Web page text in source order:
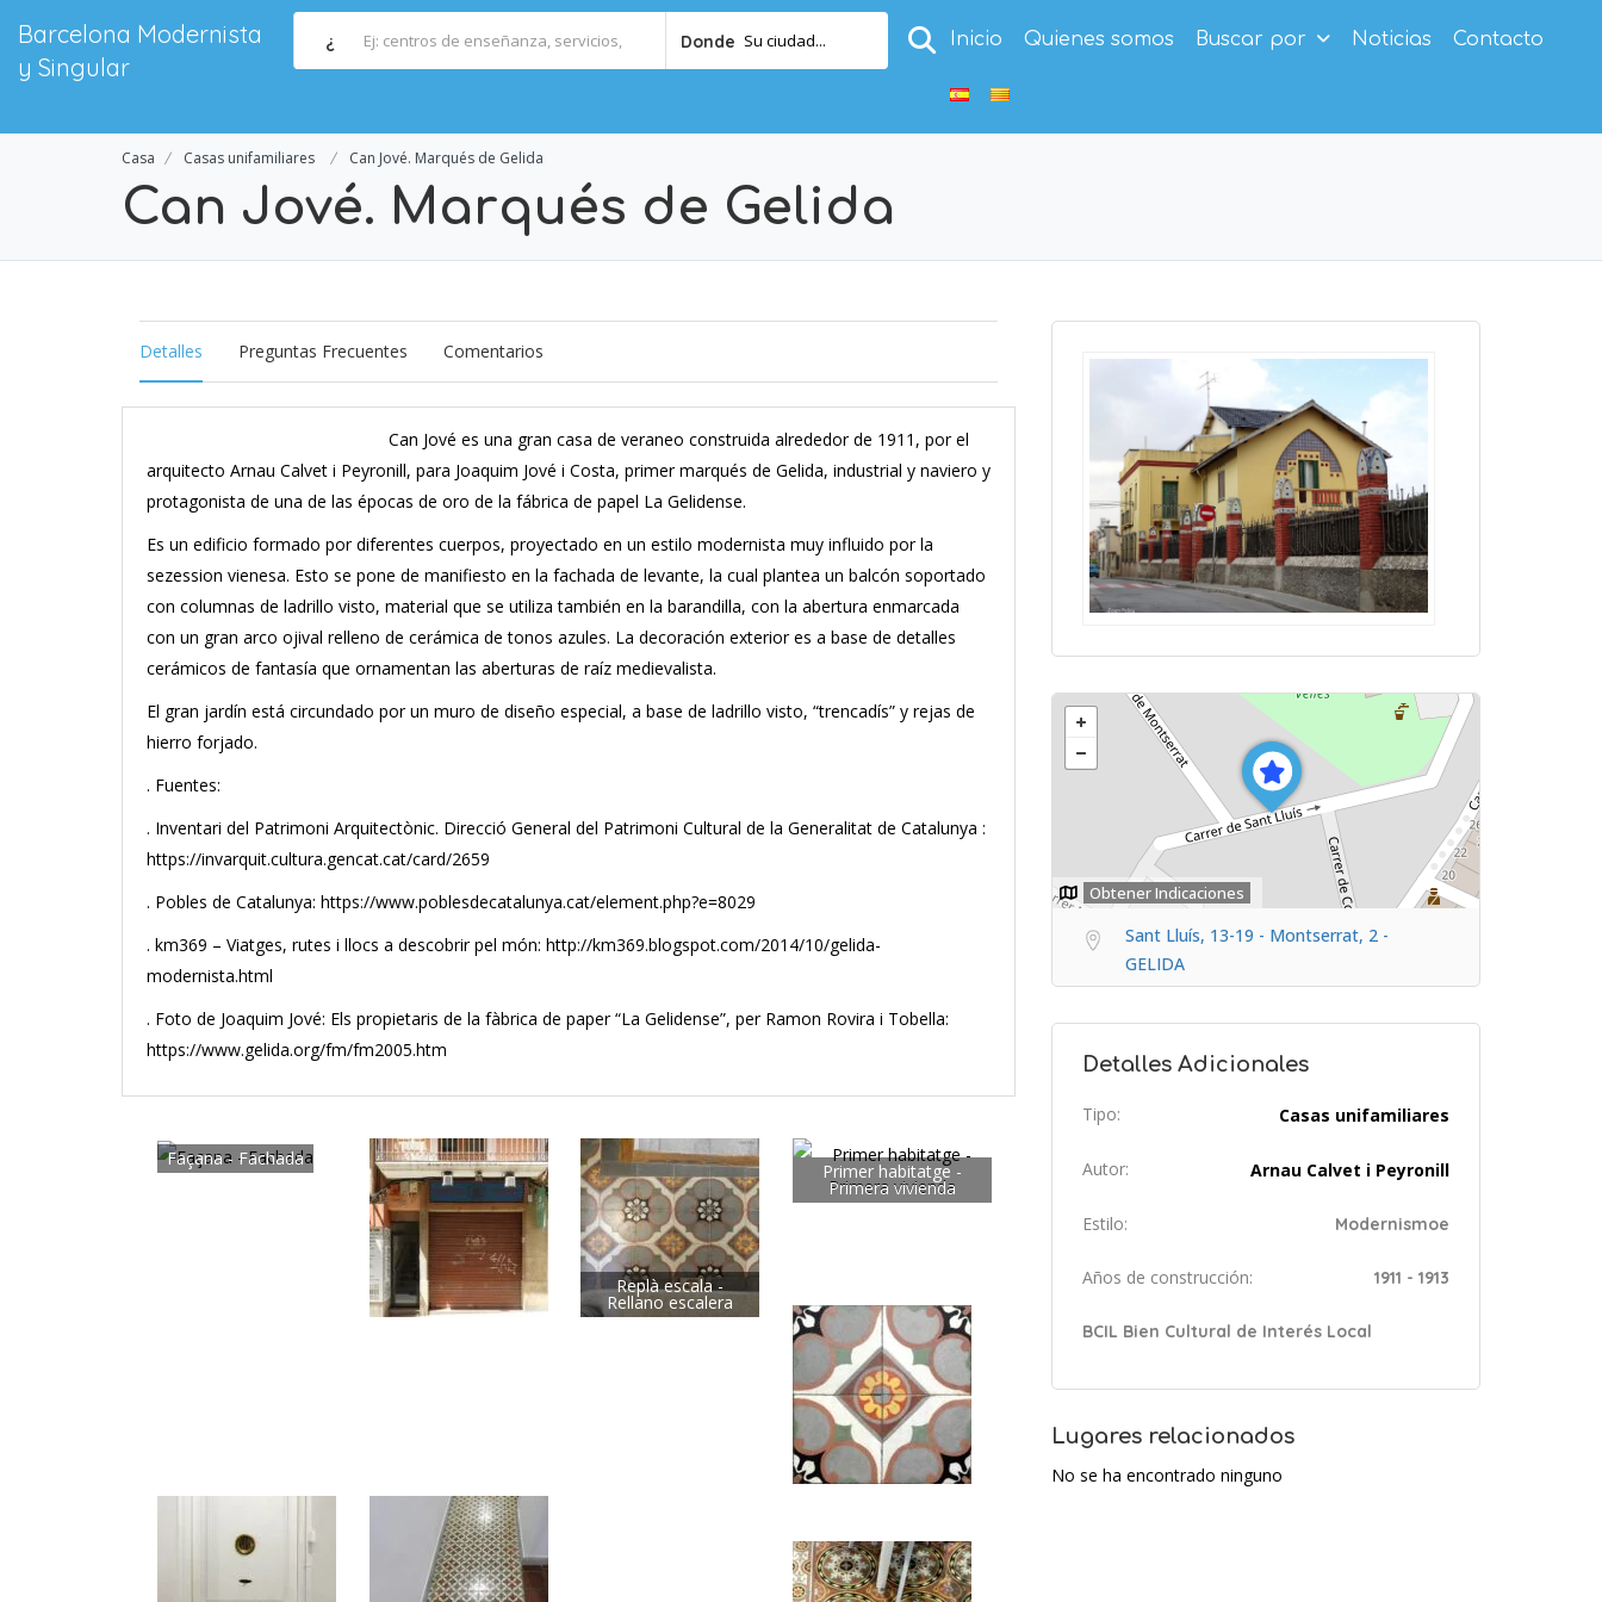
Barcelona Modernista
y Singular
¿ Donde Su ciudad... Inicio Quienes somos Buscar por Noticias Contacto
Casa Casas unifamiliares Can Jové. Marqués de Gelida
Can Jové. Marqués de Gelida
Detalles Preguntas Frecuentes Comentarios
Can Jové es una gran casa de veraneo construida alrededor de 1911, por el
arquitecto Arnau Calvet i Peyronill, para Joaquim Jové i Costa, primer marqués de Gelida, industrial y naviero y
protagonista de una de las épocas de oro de la fábrica de papel La Gelidense.
Es un edificio formado por diferentes cuerpos, proyectado en un estilo modernista muy influido por la
sezession vienesa. Esto se pone de manifiesto en la fachada de levante, la cual plantea un balcón soportado
con columnas de ladrillo visto, material que se utiliza también en la barandilla, con la abertura enmarcada
con un gran arco ojival relleno de cerámica de tonos azules. La decoración exterior es a base de detalles
cerámicos de fantasía que ornamentan las aberturas de raíz medievalista.
El gran jardín está circundado por un muro de diseño especial, a base de ladrillo visto, “trencadís” y rejas de
hierro forjado.
. Fuentes:
. Inventari del Patrimoni Arquitectònic. Direcció General del Patrimoni Cultural de la Generalitat de Catalunya :
https://invarquit.cultura.gencat.cat/card/2659
. Pobles de Catalunya: https://www.poblesdecatalunya.cat/element.php?e=8029
. km369 – Viatges, rutes i llocs a descobrir pel món: http://km369.blogspot.com/2014/10/gelida-
modernista.html
. Foto de Joaquim Jové: Els propietaris de la fàbrica de paper “La Gelidense”, per Ramon Rovira i Tobella:
https://www.gelida.org/fm/fm2005.htm
Façana - Fachada
Replà escala -
Rellano escalera
Primer habitatge -
Primera vivienda
Obtener Indicaciones
Sant Lluís, 13-19 - Montserrat, 2 -
GELIDA
Detalles Adicionales
Tipo: Casas unifamiliares
Autor: Arnau Calvet i Peyronill
Estilo: Modernismoe
Años de construcción: 1911 - 1913
BCIL Bien Cultural de Interés Local
Lugares relacionados
No se ha encontrado ninguno